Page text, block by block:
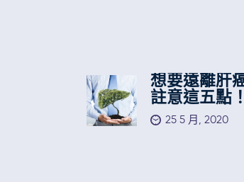
想要遠離肝
註意這五點！
25 5 月, 2020